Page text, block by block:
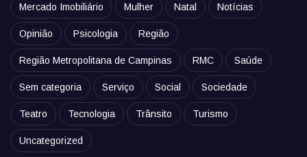
Mercado Imobiliário Mulher Natal Notícias
Opinião Psicologia Região
Região Metropolitana de Campinas RMC Saúde
Sem categoria Serviço Social Sociedade
Teatro Tecnologia Trânsito Turismo
Uncategorized